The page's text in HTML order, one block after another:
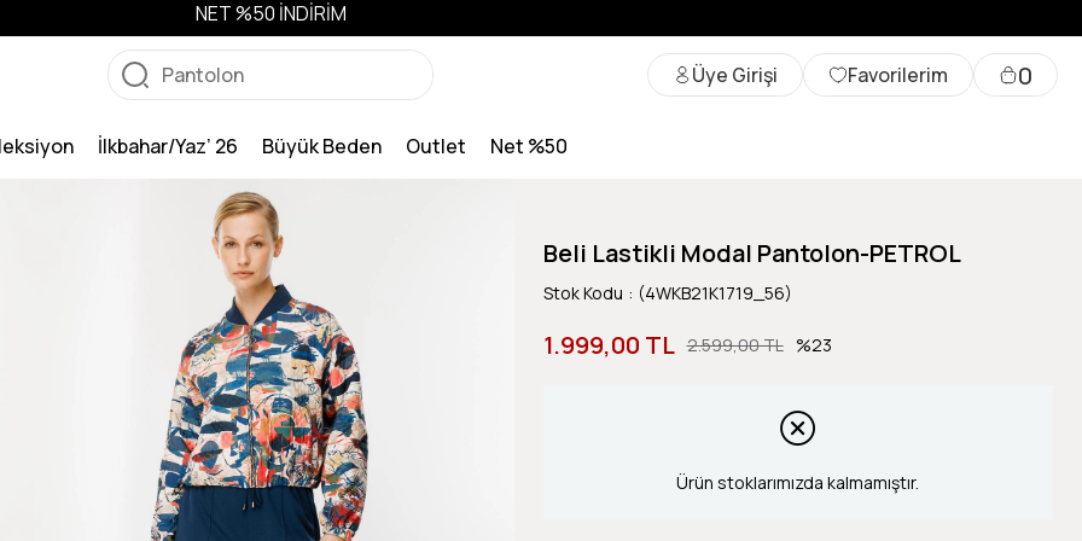
NET %50 İNDİRİM
Üye Girişi Favorilerim 0
İlkbahar/Yaz’ 26 Büyük Beden Outlet Net %50
Beli Lastikli Modal Pantolon-PETROL
Stok Kodu (4WKB21K1719_56)
2.599,00 TL
1.999,00 TL 23
Ürün stoklarımızda kalmamıştır.